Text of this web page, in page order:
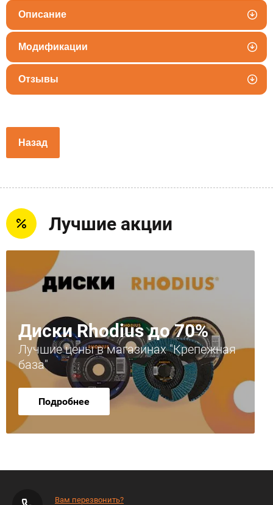
Описание
Модификации
Отзывы
Назад
Лучшие акции
Диски Rhodius до 70%
Лучшие цены в магазинах "Крепежная
база"
Подробнее
Вам перезвонить?